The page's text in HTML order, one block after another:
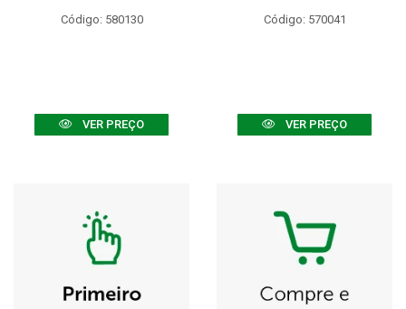
Código: 580130
VER PREÇO
Código: 570041
VER PREÇO